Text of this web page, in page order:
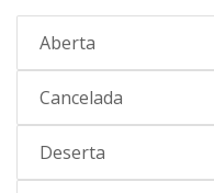
Aberta
Cancelada
Deserta